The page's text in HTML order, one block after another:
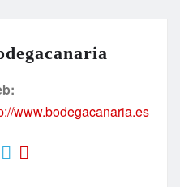
www.bodegacanaria.es